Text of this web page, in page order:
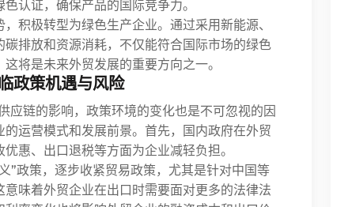
认证，确保产品的国际竞争力。
积极转型为绿色生产企业。通过采用新能源、
排放和资源消耗，不仅能符合国际市场的绿色
将是未来外贸发展的重要方向之一。
政策机遇与风险
应链的影响，政策环境的变化也是不可忽视的因
运营模式和发展前景。首先，国内政府在外贸
惠、出口退税等方面为企业减轻负担。
”政策，逐步收紧贸易政策，尤其是针对中国等
味着外贸企业在出口时需要面对更多的法律法